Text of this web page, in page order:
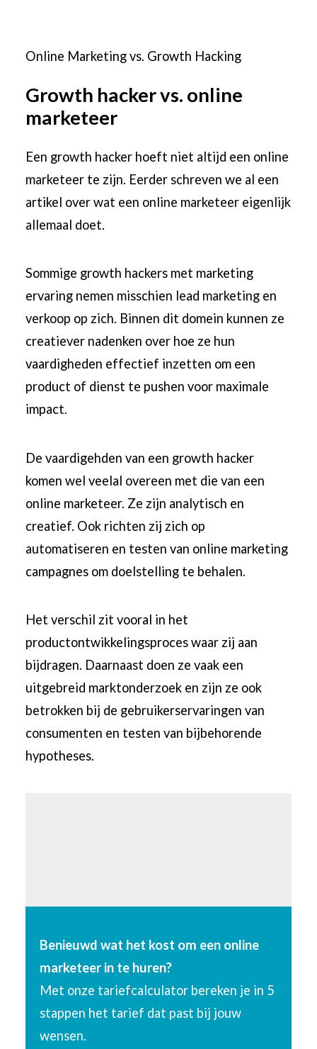
Online Marketing vs. Growth Hacking
Growth hacker vs. online
marketeer
Een growth hacker hoeft niet altijd een online
marketeer te zijn. Eerder schreven we al een
artikel overwat een online marketeer eigenlijk
allemaal doet.
Sommige growth hackers met marketing
ervaring nemen misschien lead marketing en
verkoop op zich. Binnen dit domein kunnen ze
creatiever nadenken over hoe ze hun
vaardigheden effectief inzetten om een ​​
product of dienst te pushen voor maximale
impact.
De vaardigehden van een growth hacker
komen wel veelal overeen met die van een
online marketeer. Ze zijn analytisch en
creatief. Ook richten zij zich op
automatiseren en testen van online marketing
campagnes om doelstelling te behalen.
Het verschil zit vooral in het
productontwikkelingsproces waar zij aan
bijdragen. Daarnaast doen ze vaak een
uitgebreid marktonderzoek en zijn ze ook
betrokken bij de gebruikerservaringen van
consumenten en testen van bijbehorende
hypotheses.
Benieuwd wat het kost om een online
marketeer in te huren?
Met onze tariefcalculator bereken je in 5
stappen het tarief dat past bij jouw
wensen.